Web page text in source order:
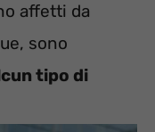
affetti da
sono
tipo di